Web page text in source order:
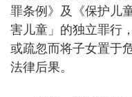
罪条例》及《保护儿
害儿童」的独立罪行
或疏忽而将子女置于
法律后果。